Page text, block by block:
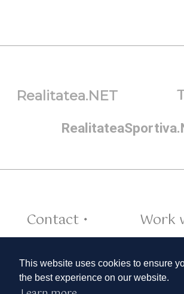
This website uses cookies to ensure
the best experience on our website.
Realitatea.NET
Contact •
Work
Cookies •